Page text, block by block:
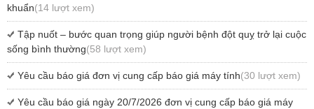
khuẩn(14 lượt xem)
Tập nuốt – bước quan trọng giúp người bệnh đột quỵ trở lại cuộc
sống bình thường(58 lượt xem)
Yêu cầu báo giá đơn vị cung cấp báo giá máy tính(30 lượt xem)
Yêu cầu báo giá ngày 20/7/2026 đơn vị cung cấp báo giá máy